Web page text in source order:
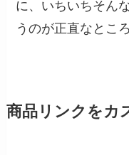
に、いちいちそん
うのが正直なとこ
商品リンクをカ